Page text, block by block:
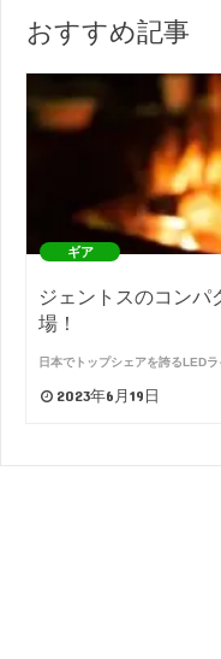
おすすめ記事
ギア
ジェントスのコンパ
場！
日本でトップシェアを誇るLED
2023年6月19日